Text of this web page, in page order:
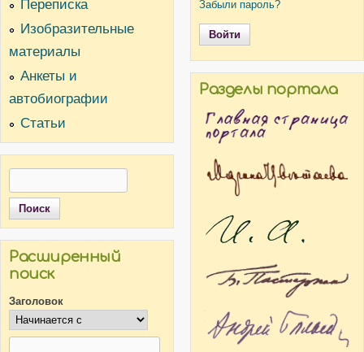
Изобразительные
материалы
Анкеты и
автобиографии
Статьи
Расширенный
поиск
Заголовок
Забыли пароль?
Разделы портала